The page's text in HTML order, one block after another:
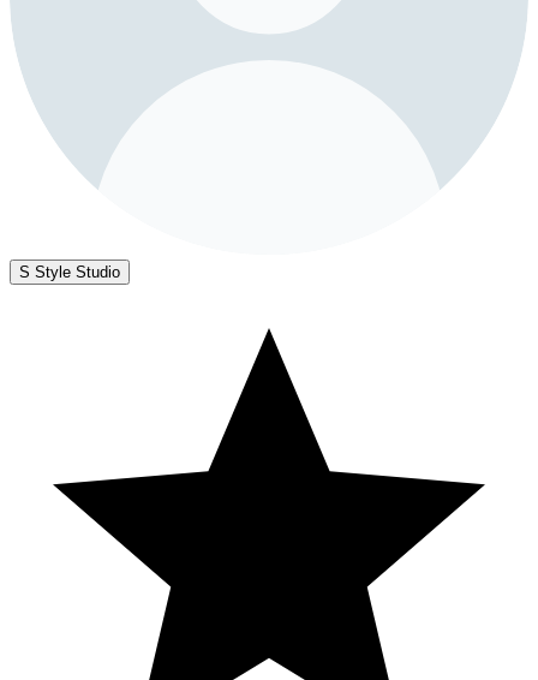
S Style Studio